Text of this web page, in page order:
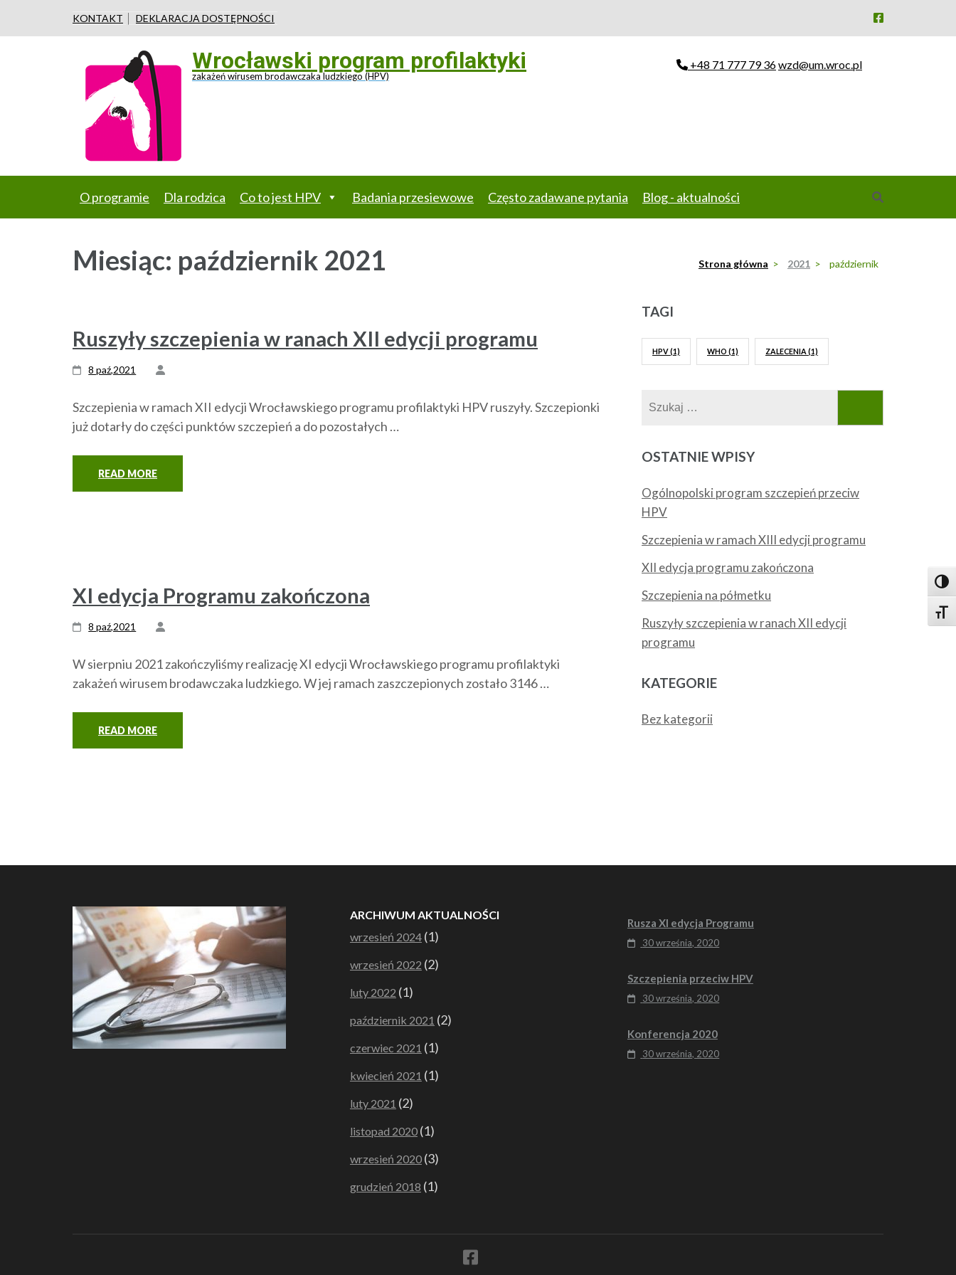
KONTAKT DEKLARACJA DOSTĘPNOŚCI
Wrocławski program profilaktyki
zakażeń wirusem brodawczaka ludzkiego (HPV)
+48 71 777 79 36wzd@um.wroc.pl
O programie Dla rodzica Co to jest HPV Badania przesiewowe Często zadawane pytania Blog - aktualności
Miesiąc: październik 2021 Strona główna > 2021 > październik
Ruszyły szczepienia w ranach XII edycji programu
8 paź,2021
Szczepienia w ramach XII edycji Wrocławskiego programu profilaktyki HPV ruszyły. Szczepionki
już dotarły do części punktów szczepień a do pozostałych …
READ MORE
XI edycja Programu zakończona
8 paź,2021
W sierpniu 2021 zakończyliśmy realizację XI edycji Wrocławskiego programu profilaktyki
zakażeń wirusem brodawczaka ludzkiego. W jej ramach zaszczepionych zostało 3146 …
READ MORE
TAGI
HPV(1) WHO (1) ZALECENIA (1)
OSTATNIE WPISY
Ogólnopolski program szczepień przeciw
HPV
Szczepienia w ramach XIII edycji programu
XII edycja programu zakończona
Szczepienia na półmetku
Ruszyły szczepienia w ranach XII edycji
programu
KATEGORIE
Bez kategorii
ARCHIWUM AKTUALNOŚCI
wrzesień 2024(1)
wrzesień 2022 (2)
luty 2022 (1)
październik 2021 (2)
czerwiec 2021 (1)
kwiecień 2021 (1)
luty 2021 (2)
listopad 2020(1)
wrzesień 2020(3)
grudzień 2018 (1)
Rusza XI edycja Programu
30 września, 2020
Szczepienia przeciw HPV
30 września, 2020
Konferencja 2020
30 września, 2020